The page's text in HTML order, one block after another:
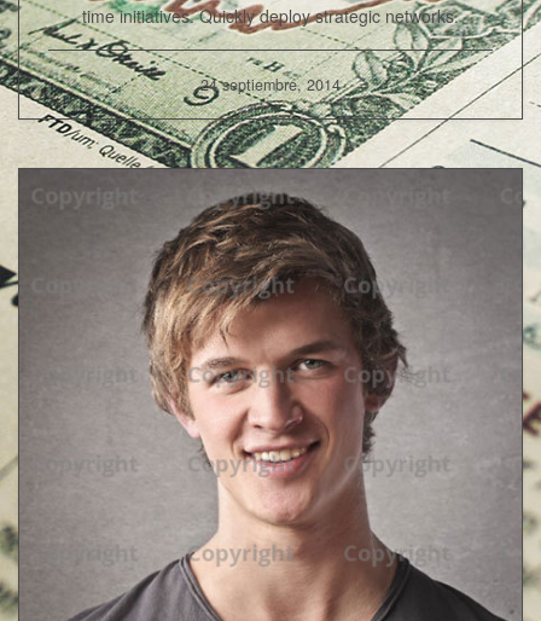
time initiatives. Quickly deploy strategic networks.
24 septiembre, 2014